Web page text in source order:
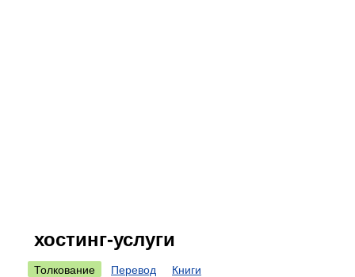
хостинг-услуги
Толкование Перевод Книги